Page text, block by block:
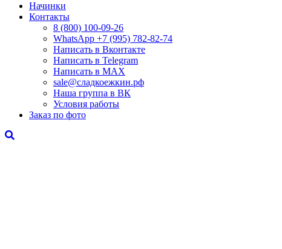
Начинки
Контакты
8 (800) 100-09-26
WhatsApp +7 (995) 782-82-74
Написать в Вконтакте
Написать в Telegram
Написать в MAX
sale@сладкоежкин.рф
Наша группа в ВК
Условия работы
Заказ по фото